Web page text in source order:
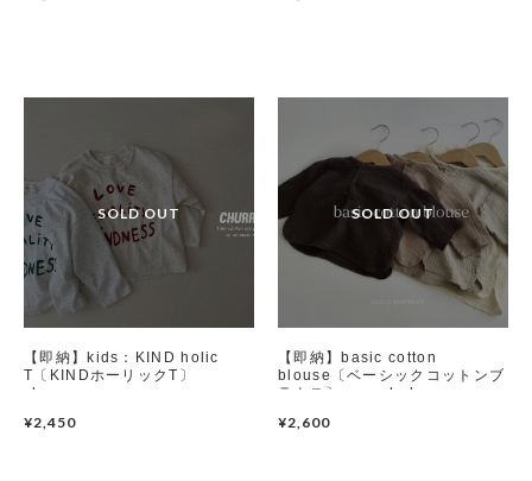
【即納】kids：KIND holic
T〔KINDホーリックT〕
churros
¥2,450
【即納】basic cotton
blouse〔ベーシックコットンブ
ラウス〕 monbebe
¥2,600